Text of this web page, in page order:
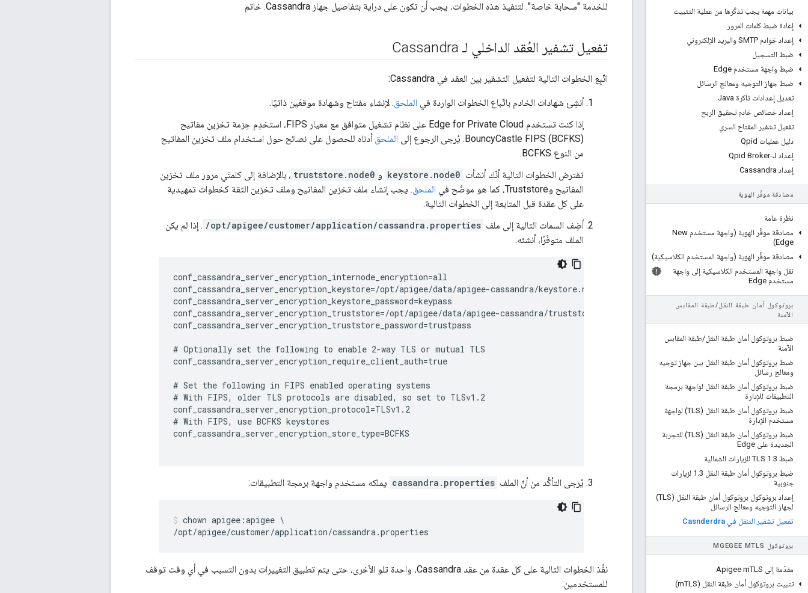
بيانات مهمة يجب تذكّرها من عملية التثبيت
إعادة ضبط كلمات المرور
إعداد خوادم SMTP والبريد الإلكتروني
ضبط التسجيل
ضبط واجهة مستخدم Edge
ضبط جهاز التوجيه ومعالج الرسائل
تعديل إعدادات ذاكرة Java
إعداد خصائص خادم تحقيق الربح
تفعيل تشفير المفتاح السري
دليل عمليات Qpid
إعداد Qpid Broker-J
إعداد Cassandra
مصادقة موفِّر الهوية
نظرة عامة
مصادقة موفِّر الهوية (واجهة مستخدم New
Edge)
مصادقة موفِّر الهوية (واجهة المستخدم الكلاسيكية)
نقل واجهة المستخدم الكلاسيكية إلى واجهة
مستخدم Edge
بروتوكول أمان طبقة النقل/طبقة المقابس
الآمنة
ضبط بروتوكول أمان طبقة النقل/طبقة المقابس
الآمنة
ضبط بروتوكول أمان طبقة النقل بين جهاز توجيه
ومعالج رسائل
ضبط بروتوكول أمان طبقة النقل لواجهة برمجة
التطبيقات للإدارة
ضبط بروتوكول أمان طبقة النقل (TLS) لواجهة
مستخدم الإدارة
ضبط بروتوكول أمان طبقة النقل (TLS) للتجربة
الجديدة على Edge
ضبط TLS 1
.3 للزيارات الشمالية
ضبط بروتوكول أمان طبقة النقل 1
.
3 لزيارات
جنوبية
إعداد بروتوكول بروتوكول أمان طبقة النقل (TLS)
لجهاز التوجيه ومعالج الرسائل
تفعيل تشفير التنقل في Casnderdra
بروتوكول MGEGEE M TLS
مقدّمة إلى Apigee m TLS
تثبيت بروتوكول أمان طبقة النقل (mTLS)
للخدمة "سحابة خاصة". لتنفيذ هذه الخطوات، يجب أن تكون على دراية بتفاصيل جهاز Cassandra. خاتم
تفعيل تشفير العُقد الداخلي لـ Cassandra
اتّبِع الخطوات التالية لتفعيل التشفير بين العقد في Cassandra:
أنشِئ شهادات الخادم باتّباع الخطوات الواردة في الملحق. لإنشاء مفتاح وشهادة موقعَين ذاتيًا.
إذا كنت تستخدم Edge for Private Cloud على نظام تشغيل متوافق مع معيار FIPS، استخدِم حِزمة تخزين مفاتيح
BouncyCastle FIPS (BCFKS). يُرجى الرجوع إلى
الملحق أدناه للحصول على نصائح حول استخدام ملف تخزين المفاتيح
من النوع BCFKS.
تفترض الخطوات التالية أنّك أنشأت keystore.node0 و truststore.node0 ، بالإضافة إلى كلمتَي مرور ملف تخزين
المفاتيح وTruststore، كما هو موضّح في
الملحق. يجب إنشاء ملف تخزين المفاتيح وملف تخزين الثقة كخطوات تمهيدية
على كل عقدة قبل المتابعة إلى الخطوات التالية.
أضِف السمات التالية إلى ملف /opt/apigee/customer/application/cassandra.properties . إذا لم يكن
الملف متوفّرًا، أنشئه.
conf_cassandra_server_encryption_internode_encryption=all
conf_cassandra_server_encryption_keystore=/opt/apigee/data/apigee-cassandra/keystore.node0
conf_cassandra_server_encryption_keystore_password=keypass
conf_cassandra_server_encryption_truststore=/opt/apigee/data/apigee-cassandra/truststore.node0
conf_cassandra_server_encryption_truststore_password=trustpass
# Optionally set the following to enable 2-way TLS or mutual TLS
conf_cassandra_server_encryption_require_client_auth=true
# Set the following in FIPS enabled operating systems
# With FIPS, older TLS protocols are disabled, so set to TLSv1.2
conf_cassandra_server_encryption_protocol=TLSv1.2
# With FIPS, use BCFKS keystores
conf_cassandra_server_encryption_store_type=BCFKS
يُرجى التأكُّد من أنّ الملف cassandra.properties يملكه مستخدم واجهة برمجة التطبيقات:
chown apigee:apigee \
نفِّذ الخطوات التالية على كل عقدة من عقد Cassandra، واحدة تلو الأخرى، حتى يتم تطبيق التغييرات بدون التسبب في أي وقت توقف
للمستخدمين: